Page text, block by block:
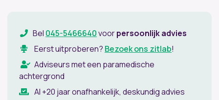
Bel 045-5466640voorpersoonlijk advies
Eerst uitproberen? Bezoek ons zitlab!
Adviseurs met een paramedische
achtergrond
Al +20 jaar onafhankelijk, deskundig advies